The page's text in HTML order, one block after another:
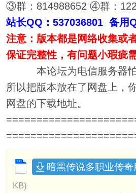
③群：814988652 ④群：
站长QQ：537036801 备用
注意：版本都是网络收集或
保证完整性，有问题小瑕疵
本论坛为电信服务器怕
所以把版本放在了网盘上，
网盘的下载地址。
暗黑传说多职业传
KB)